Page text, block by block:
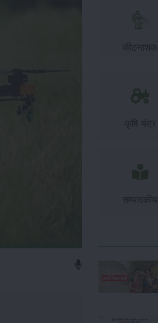
कीटनाशक
कृषि यंत्र
सम्पादकीय